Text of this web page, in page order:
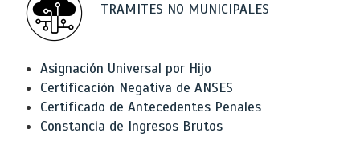
TRAMITES NO MUNICIPALES
Asignación Universal por Hijo
Certificación Negativa de ANSES
Certificado de Antecedentes Penales
Constancia de Ingresos Brutos